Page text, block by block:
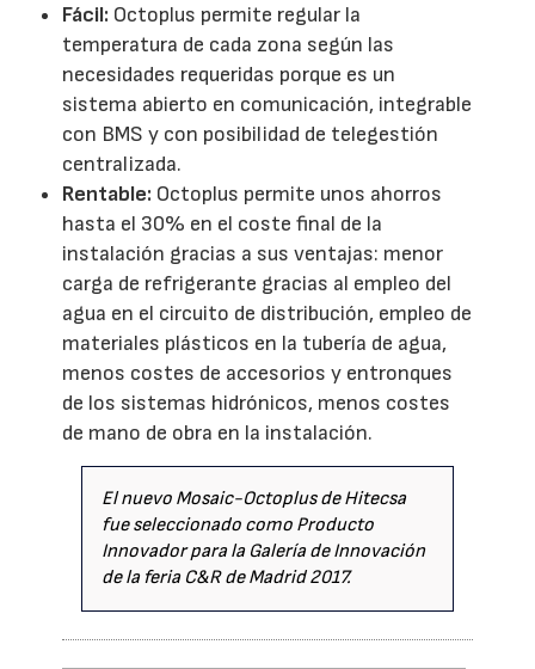
Fácil: Octoplus permite regular la
temperatura de cada zona según las
necesidades requeridas porque es un
sistema abierto en comunicación, integrable
con BMS y con posibilidad de telegestión
centralizada.
Rentable: Octoplus permite unos ahorros
hasta el 30% en el coste final de la
instalación gracias a sus ventajas: menor
carga de refrigerante gracias al empleo del
agua en el circuito de distribución, empleo de
materiales plásticos en la tubería de agua,
menos costes de accesorios y entronques
de los sistemas hidrónicos, menos costes
de mano de obra en la instalación.
El nuevo Mosaic-Octoplus de Hitecsa
fue seleccionado como Producto
Innovador para la Galería de Innovación
de la feria C&R de Madrid 2017.